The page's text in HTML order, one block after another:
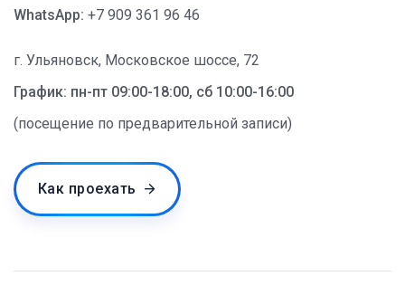
WhatsApp: +7 909 361 96 46
г. Ульяновск, Московское шоссе, 72
График: пн-пт 09:00-18:00, сб 10:00-16:00
(посещение по предварительной записи)
Как проехать